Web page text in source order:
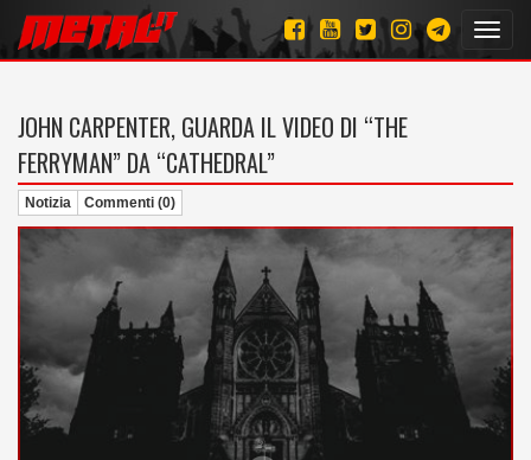
JOHN CARPENTER, GUARDA IL VIDEO DI “THE
FERRYMAN” DA “CATHEDRAL”
Notizia Commenti (0)